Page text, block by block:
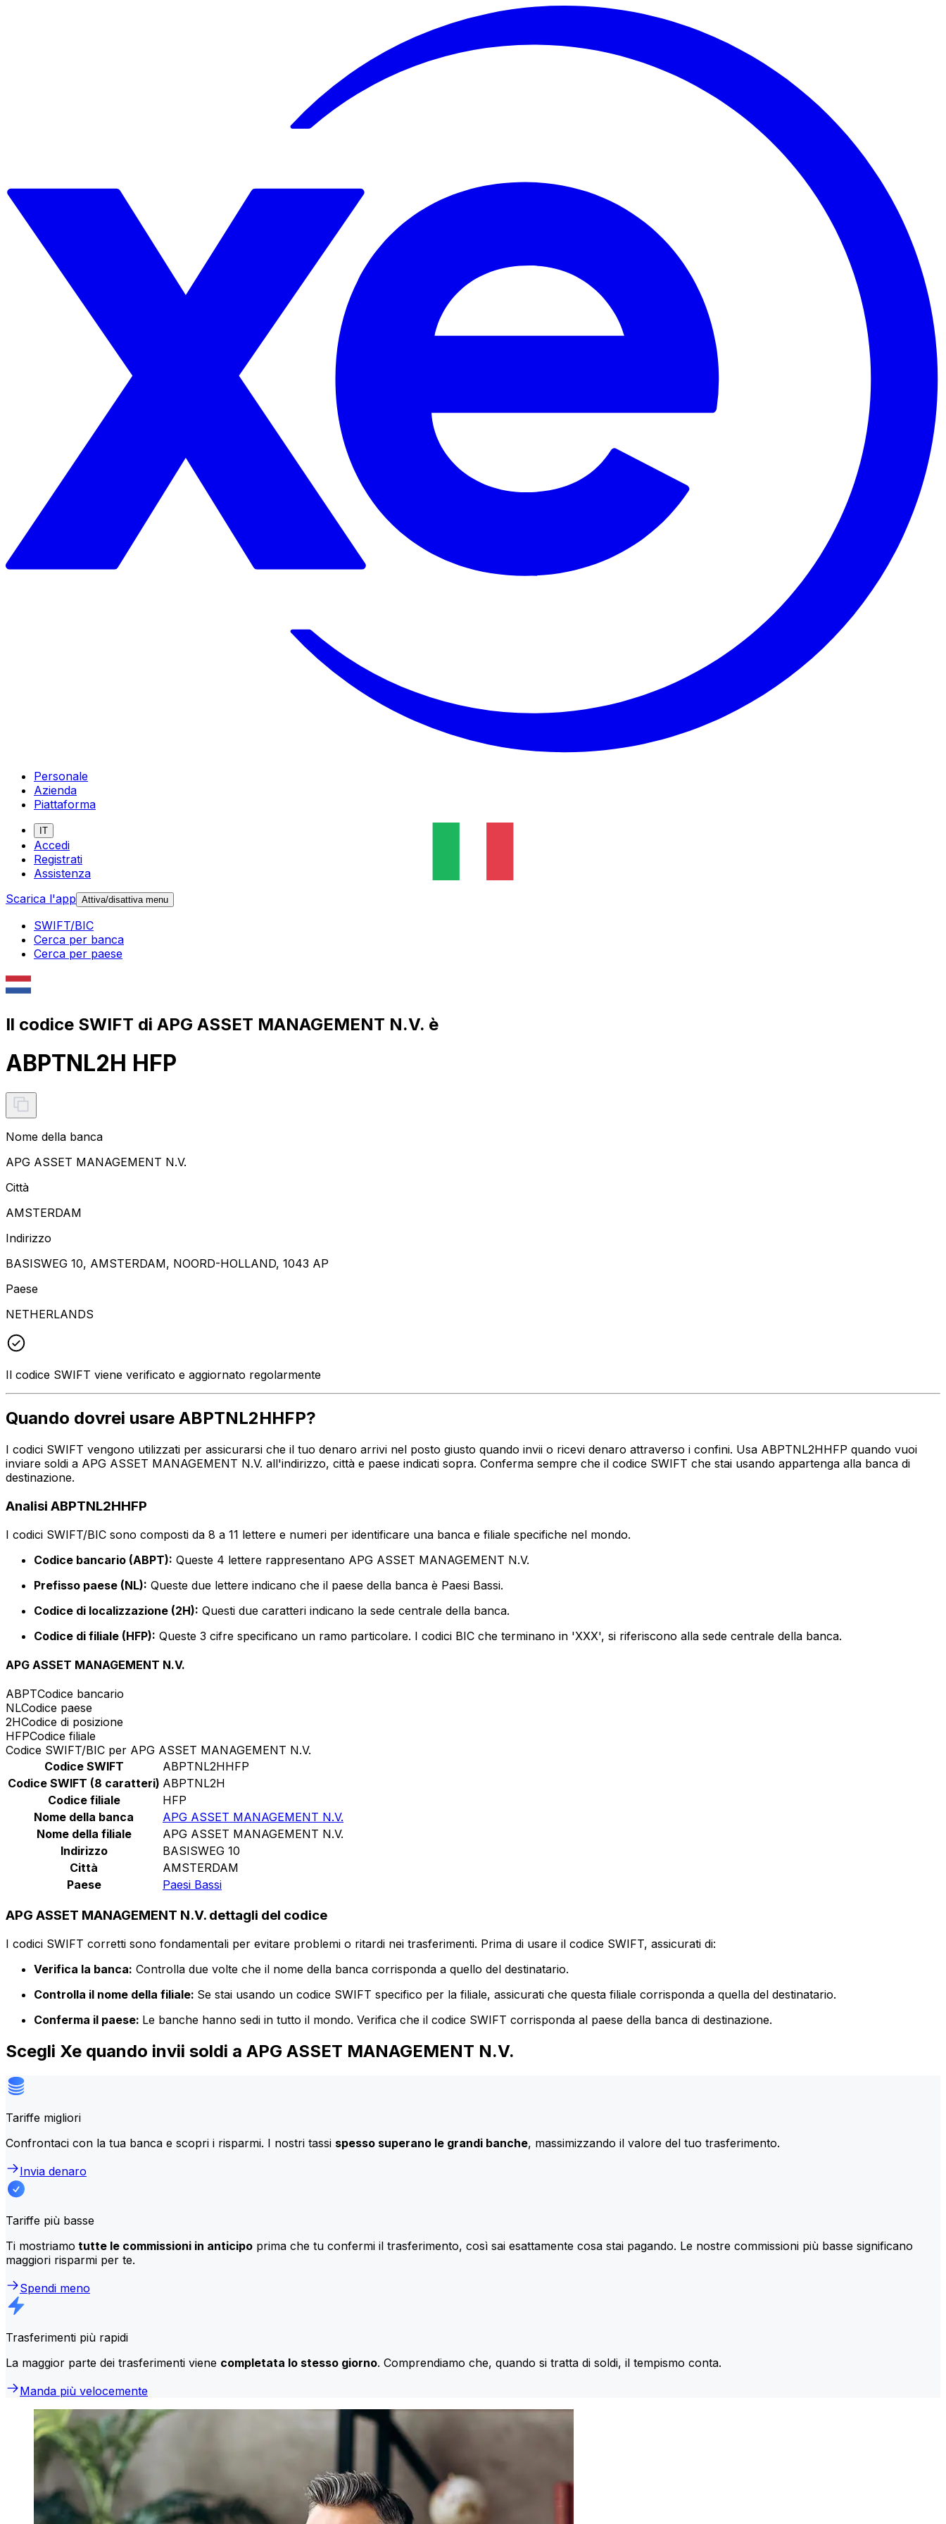
Personale
Azienda
Piattaforma
IT
Accedi
Registrati
Assistenza
Scarica l'app Attiva/disattiva menu
SWIFT/BIC
Cerca per banca
Cerca per paese
Il codice SWIFT di APG ASSET MANAGEMENT N.V. è
ABPTNL2H HFP
Nome della banca
APG ASSET MANAGEMENT N.V.
Città
AMSTERDAM
Indirizzo
BASISWEG 10, AMSTERDAM, NOORD-HOLLAND, 1043 AP
Paese
NETHERLANDS
Il codice SWIFT viene verificato e aggiornato regolarmente
Quando dovrei usare ABPTNL2HHFP?
I codici SWIFT vengono utilizzati per assicurarsi che il tuo denaro arrivi nel posto giusto quando invii o ricevi denaro attraverso i confini. Usa ABPTNL2HHFP quando vuoi
inviare soldi a APG ASSET MANAGEMENT N.V. all'indirizzo, città e paese indicati sopra. Conferma sempre che il codice SWIFT che stai usando appartenga alla banca di
destinazione.
Analisi ABPTNL2HHFP
I codici SWIFT/BIC sono composti da 8 a 11 lettere e numeri per identificare una banca e filiale specifiche nel mondo.
Codice bancario (ABPT): Queste 4 lettere rappresentano APG ASSET MANAGEMENT N.V.
Prefisso paese (NL): Queste due lettere indicano che il paese della banca è Paesi Bassi.
Codice di localizzazione (2H): Questi due caratteri indicano la sede centrale della banca.
Codice di filiale (HFP): Queste 3 cifre specificano un ramo particolare. I codici BIC che terminano in 'XXX', si riferiscono alla sede centrale della banca.
APG ASSET MANAGEMENT N.V.
ABPTCodice bancario
NLCodice paese
2HCodice di posizione
HFPCodice filiale
Codice SWIFT/BIC per APG ASSET MANAGEMENT N.V.
Codice SWIFT
ABPTNL2HHFP
Codice SWIFT (8 caratteri) ABPTNL2H
Codice filiale
HFP
Nome della banca
APG ASSET MANAGEMENT N.V.
Nome della filiale
APG ASSET MANAGEMENT N.V.
Indirizzo
BASISWEG 10
Città
AMSTERDAM
Paese
Paesi Bassi
APG ASSET MANAGEMENT N.V. dettagli del codice
I codici SWIFT corretti sono fondamentali per evitare problemi o ritardi nei trasferimenti. Prima di usare il codice SWIFT, assicurati di:
Verifica la banca: Controlla due volte che il nome della banca corrisponda a quello del destinatario.
Controlla il nome della filiale: Se stai usando un codice SWIFT specifico per la filiale, assicurati che questa filiale corrisponda a quella del destinatario.
Conferma il paese: Le banche hanno sedi in tutto il mondo. Verifica che il codice SWIFT corrisponda al paese della banca di destinazione.
Scegli Xe quando invii soldi a APG ASSET MANAGEMENT N.V.
Tariffe migliori
Confrontaci con la tua banca e scopri i risparmi. I nostri tassi spesso superano le grandi banche, massimizzando il valore del tuo trasferimento.
Invia denaro
Tariffe più basse
Ti mostriamo tutte le commissioni in anticipo prima che tu confermi il trasferimento, così sai esattamente cosa stai pagando. Le nostre commissioni più basse significano
maggiori risparmi per te.
Spendi meno
Trasferimenti più rapidi
La maggior parte dei trasferimenti viene completata lo stesso giorno. Comprendiamo che, quando si tratta di soldi, il tempismo conta.
Manda più velocemente